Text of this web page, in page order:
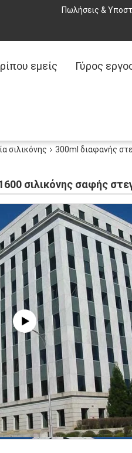
Πωλήσεις &
εμείς Γύρος
σιλικόνης
300ml διαφανής
σιλικόνης σαφής